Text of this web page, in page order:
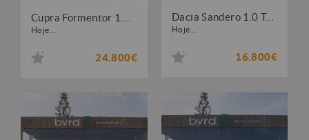
Hoje...
24.800€
Dacia Sandero 1.0 TCe Expression
Hoje...
16.800€